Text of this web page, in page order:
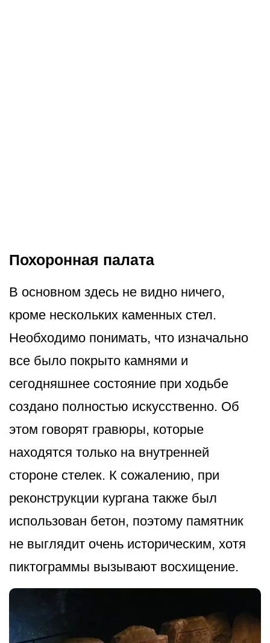
Похоронная палата
В основном здесь не видно ничего,
кроме нескольких каменных стел.
Необходимо понимать, что изначально
все было покрыто камнями и
сегодняшнее состояние при ходьбе
создано полностью искусственно. Об
этом говорят гравюры, которые
находятся только на внутренней
стороне стелек. К сожалению, при
реконструкции кургана также был
использован бетон, поэтому памятник
не выглядит очень историческим, хотя
пиктограммы вызывают восхищение.